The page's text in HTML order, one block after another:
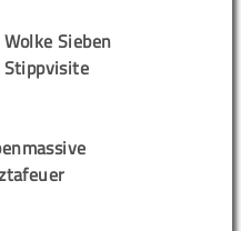
Sieben